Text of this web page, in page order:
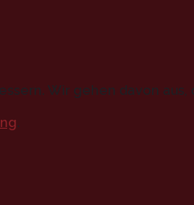
Wir gehen davon
.